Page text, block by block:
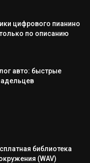
цифрового пианино
по описанию
авто: быстрые
библиотека
(WAV)